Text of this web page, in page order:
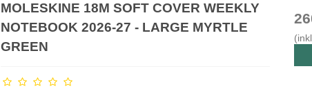
MOLESKINE 18M SOFT COVER WEEKLY
NOTEBOOK 2026-27 - LARGE MYRTLE
GREEN